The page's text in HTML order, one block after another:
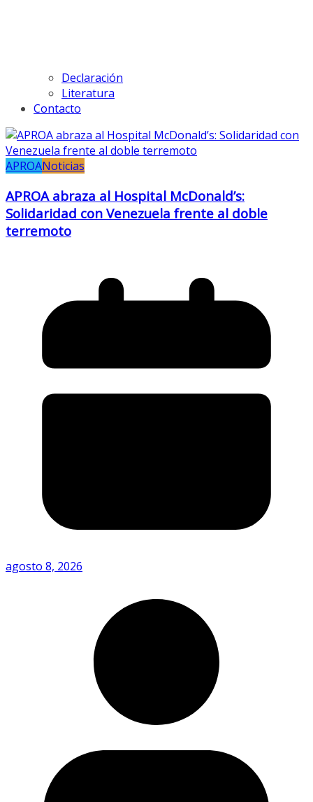
Declaración
Literatura
Contacto
APROANoticias
APROA abraza al Hospital McDonald’s:
Solidaridad con Venezuela frente al doble
terremoto
agosto 8, 2026